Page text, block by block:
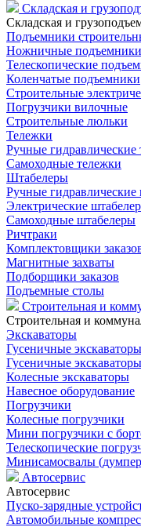
Складская и
Складская и
Подъемники
Ножничные подъемники
Телескопические
Коленчатые подъемники
Строительные
Погрузчики вилочные
Строительные люльки
Тележки
Ручные гидравлические
Самоходные тележки
Штабелеры
Ручные гидравлические
Электрические
Самоходные штабелеры
Ричтраки
Комплектовщики
Магнитные захваты
Подборщики заказов
Подъемные столы
Строительная и
Строительная и
Экскаваторы
Гусеничные экскаваторы
Гусеничные
Колесные экскаваторы
Навесное оборудование
Погрузчики
Колесные погрузчики
Мини погрузчики с
Телескопические
Минисамосвалы
Автосервис
Автосервис
Пуско-зарядные
Автомобильные